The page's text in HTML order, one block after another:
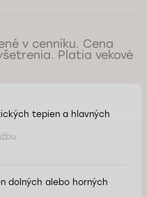
v cenníku. Cena
Platia vekové
tepien a hlavných
dolných alebo horných